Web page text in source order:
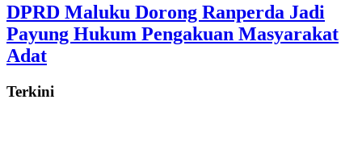
DPRD Maluku Dorong Ranperda Jadi
Payung Hukum Pengakuan Masyarakat
Adat
Terkini